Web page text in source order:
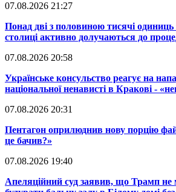
07.08.2026 21:27
​Понад дві з половиною тисячі одиниць
столиці активно долучаються до
07.08.2026 20:58
​Українське консульство реагує на
національної ненависті в Кракові -
07.08.2026 20:31
​Пентагон оприлюднив нову порцію
це бачив?»
07.08.2026 19:40
​Апеляційний суд заявив, що Трамп не